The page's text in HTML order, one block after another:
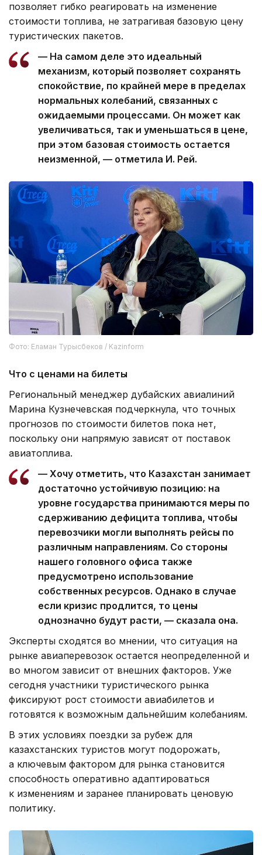
позволяет гибко реагировать на изменение
стоимости топлива, не затрагивая базовую цену
туристических пакетов.
— На самом деле это идеальный
механизм, который позволяет сохранять
спокойствие, по крайней мере в пределах
нормальных колебаний, связанных с
ожидаемыми процессами. Он может как
увеличиваться, так и уменьшаться в цене,
при этом базовая стоимость остается
неизменной, — отметила И. Рей.
Фото: Еламан Турысбеков / Kazinform
Что с ценами на билеты
Региональный менеджер дубайских авиалиний
Марина Кузнечевская подчеркнула, что точных
прогнозов по стоимости билетов пока нет,
поскольку они напрямую зависят от поставок
авиатоплива.
— Хочу отметить, что Казахстан занимает
достаточно устойчивую позицию: на
уровне государства принимаются меры по
сдерживанию дефицита топлива, чтобы
перевозчики могли выполнять рейсы по
различным направлениям. Со стороны
нашего головного офиса также
предусмотрено использование
собственных ресурсов. Однако в случае
если кризис продлится, то цены
однозначно будут расти, — сказала она.
Эксперты сходятся во мнении, что ситуация на
рынке авиаперевозок остается неопределенной и
во многом зависит от внешних факторов. Уже
сегодня участники туристического рынка
фиксируют рост стоимости авиабилетов и
готовятся к возможным дальнейшим колебаниям.
В этих условиях поездки за рубеж для
казахстанских туристов могут подорожать,
а ключевым фактором для рынка становится
способность оперативно адаптироваться
к изменениям и заранее планировать ценовую
политику.